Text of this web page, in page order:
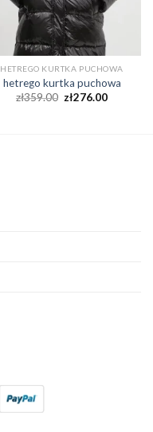
HETREGO KURTKA PUCHOWA
hetrego kurtka puchowa
zł359.00 zł276.00